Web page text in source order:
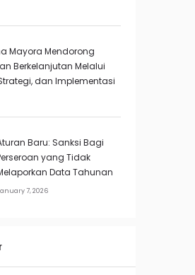
Mayora Mendorong
Berkelanjutan Melalui
dan Implementasi
Baru: Sanksi Bagi
yang Tidak
Data Tahunan
7, 2026